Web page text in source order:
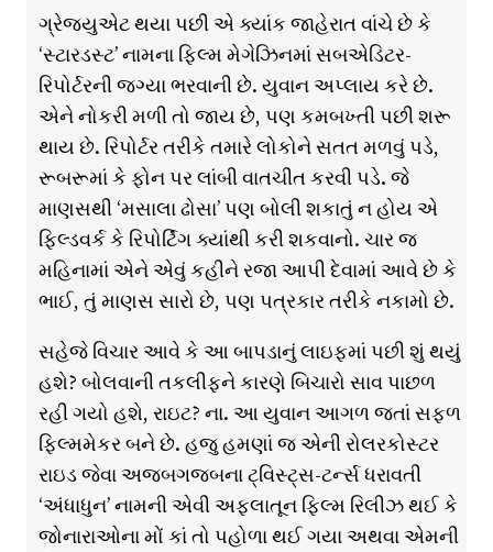
ગ્રેજ્યુએટ થયા પછી એ ક્યાંક જાહેરાત વાંચે છે કે
‘સ્ટારડસ્ટ’ નામના ફિલ્મ મેગેઝિનમાં સબએડિટર-
રિપોર્ટરની જગ્યા ભરવાની છે. યુવાન અપ્લાય કરે છે.
એને નોકરી મળી તો જાય છે, પણ કમબખ્તી પછી શરૂ
થાય છે. રિપોર્ટર તરીકે તમારે લોકોને સતત મળવું પડે,
રૂબરૂમાં કે ફોન પર લાંબી વાતચીત કરવી પડે. જે
માણસથી ‘મસાલા ઢોસા’ પણ બોલી શકાતું ન હોય એ
ફિલ્ડવર્ક કે રિપોર્ટિંગ ક્યાંથી કરી શકવાનો. ચાર જ
મહિનામાં એને એવું કહીને રજા આપી દેવામાં આવે છે કે
ભાઈ, તું માણસ સારો છે, પણ પત્રકાર તરીકે નકામો છે.
સહેજે વિચાર આવે કે આ બાપડાનું લાઇફમાં પછી શું થયું
હશે? બોલવાની તકલીફને કારણે બિચારો સાવ પાછળ
રહી ગયો હશે, રાઇટ? ના. આ યુવાન આગળ જતાં સફળ
ફિલ્મમેકર બને છે. હજુ હમણાં જ એની રોલરકોસ્ટર
રાઇડ જેવા અજબગજબના ટ્વિસ્ટ્સ-ટર્ન્સ ધરાવતી
‘અંધાધુન’ નામની એવી અફલાતૂન ફિલ્મ રિલીઝ થઈ કે
જોનારાઓના મોં કાં તો પહોળા થઈ ગયા અથવા એમની